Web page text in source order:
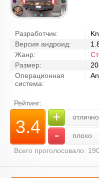
Разработчик:
Версия андроид:
Жанр:
Размер:
Операционная
система:
Рейтинг:
3.4 + отлично
-
плохо
Всего проголосовало: